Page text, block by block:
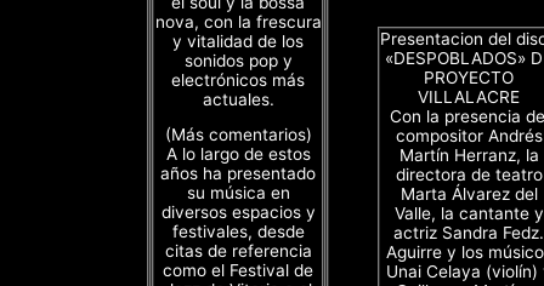
nova, con la frescura
y vitalidad de los
sonidos pop y
electrónicos más
actuales.
(Más comentarios)
A lo largo de estos
años ha presentado
su música en
diversos espacios y
festivales, desde
citas de referencia
como el Festival de
Presentacion del
«DESPOBLADOS»
PROYECTO
VILLALACRE
Con la presencia
compositor Andrés
Martín Herranz, la
directora de teatro
Marta Álvarez del
Valle, la cantante y
actriz Sandra Fedz.
Aguirre y los
Unai Celaya (violín)